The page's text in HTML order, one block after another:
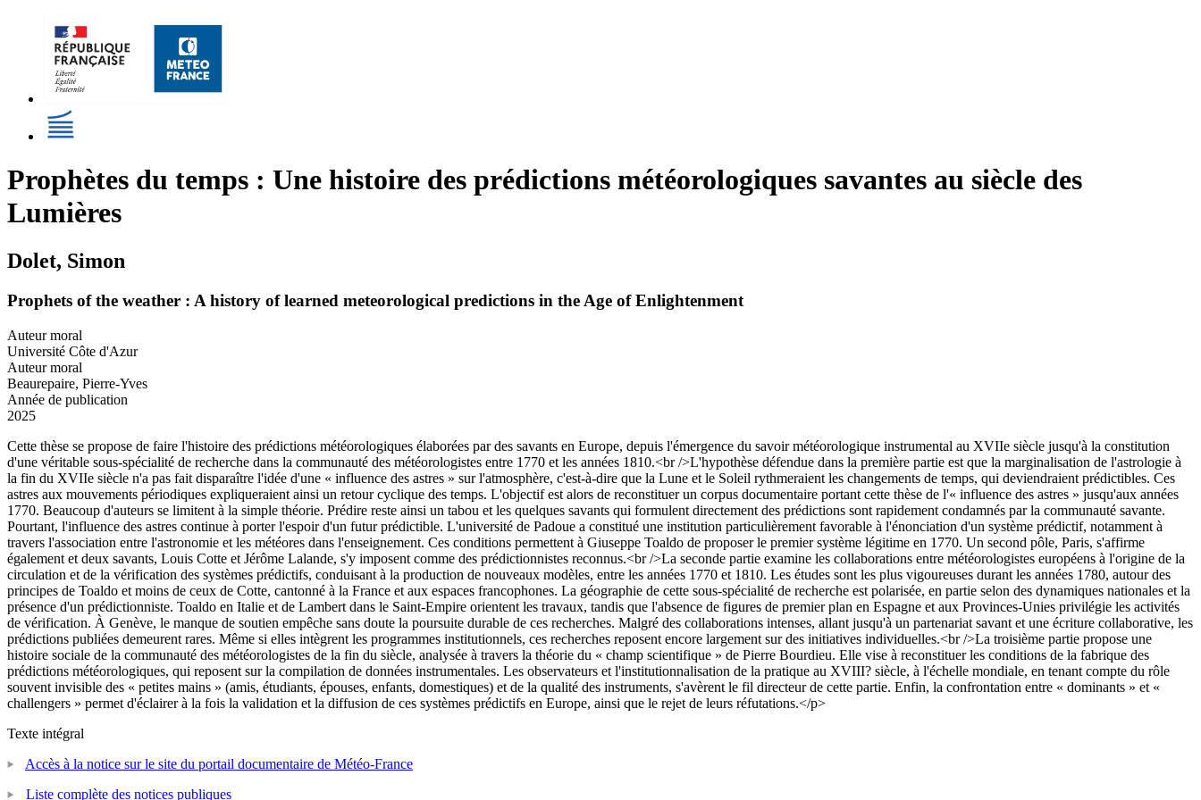
Prophètes du temps : Une histoire des prédictions météorologiques savantes au siècle des
Lumières
Dolet, Simon
Prophets of the weather : A history of learned meteorological predictions in the Age of Enlightenment
Auteur moral
Université Côte d'Azur
Auteur moral
Beaurepaire, Pierre-Yves
Année de publication
2025
Cette thèse se propose de faire l'histoire des prédictions météorologiques élaborées par des savants en Europe, depuis l'émergence du savoir météorologique instrumental au XVIIe siècle jusqu'à la constitution
d'une véritable sous-spécialité de recherche dans la communauté des météorologistes entre 1770 et les années 1810.<br />L'hypothèse défendue dans la première partie est que la marginalisation de l'astrologie à
la fin du XVIIe siècle n'a pas fait disparaître l'idée d'une « influence des astres » sur l'atmosphère, c'est-à-dire que la Lune et le Soleil rythmeraient les changements de temps, qui deviendraient prédictibles. Ces
astres aux mouvements périodiques expliqueraient ainsi un retour cyclique des temps. L'objectif est alors de reconstituer un corpus documentaire portant cette thèse de l'« influence des astres » jusqu'aux années
1770. Beaucoup d'auteurs se limitent à la simple théorie. Prédire reste ainsi un tabou et les quelques savants qui formulent directement des prédictions sont rapidement condamnés par la communauté savante.
Pourtant, l'influence des astres continue à porter l'espoir d'un futur prédictible. L'université de Padoue a constitué une institution particulièrement favorable à l'énonciation d'un système prédictif, notamment à
travers l'association entre l'astronomie et les météores dans l'enseignement. Ces conditions permettent à Giuseppe Toaldo de proposer le premier système légitime en 1770. Un second pôle, Paris, s'affirme
également et deux savants, Louis Cotte et Jérôme Lalande, s'y imposent comme des prédictionnistes reconnus.<br />La seconde partie examine les collaborations entre météorologistes européens à l'origine de la
circulation et de la vérification des systèmes prédictifs, conduisant à la production de nouveaux modèles, entre les années 1770 et 1810. Les études sont les plus vigoureuses durant les années 1780, autour des
principes de Toaldo et moins de ceux de Cotte, cantonné à la France et aux espaces francophones. La géographie de cette sous-spécialité de recherche est polarisée, en partie selon des dynamiques nationales et la
présence d'un prédictionniste. Toaldo en Italie et de Lambert dans le Saint-Empire orientent les travaux, tandis que l'absence de figures de premier plan en Espagne et aux Provinces-Unies privilégie les activités
de vérification. À Genève, le manque de soutien empêche sans doute la poursuite durable de ces recherches. Malgré des collaborations intenses, allant jusqu'à un partenariat savant et une écriture collaborative, les
prédictions publiées demeurent rares. Même si elles intègrent les programmes institutionnels, ces recherches reposent encore largement sur des initiatives individuelles.<br />La troisième partie propose une
histoire sociale de la communauté des météorologistes de la fin du siècle, analysée à travers la théorie du « champ scientifique » de Pierre Bourdieu. Elle vise à reconstituer les conditions de la fabrique des
prédictions météorologiques, qui reposent sur la compilation de données instrumentales. Les observateurs et l'institutionnalisation de la pratique au XVIII? siècle, à l'échelle mondiale, en tenant compte du rôle
souvent invisible des « petites mains » (amis, étudiants, épouses, enfants, domestiques) et de la qualité des instruments, s'avèrent le fil directeur de cette partie. Enfin, la confrontation entre « dominants » et «
challengers » permet d'éclairer à la fois la validation et la diffusion de ces systèmes prédictifs en Europe, ainsi que le rejet de leurs réfutations.</p>
Texte intégral
Accès à la notice sur le site du portail documentaire de Météo-France
Liste complète des notices publiques